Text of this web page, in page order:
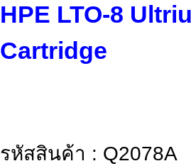
HPE LTO‑8
Cartridge
รหัสสินค้า : Q2078A